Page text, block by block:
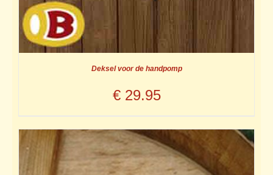
Deksel voor de handpomp
€29.95